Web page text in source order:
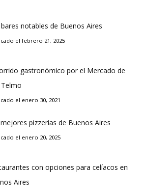
notables de Buenos Aires
el febrero 21, 2025
gastronómico por el Mercado de
el enero 30, 2021
pizzerías de Buenos Aires
el enero 20, 2025
con opciones para celíacos en
Aires